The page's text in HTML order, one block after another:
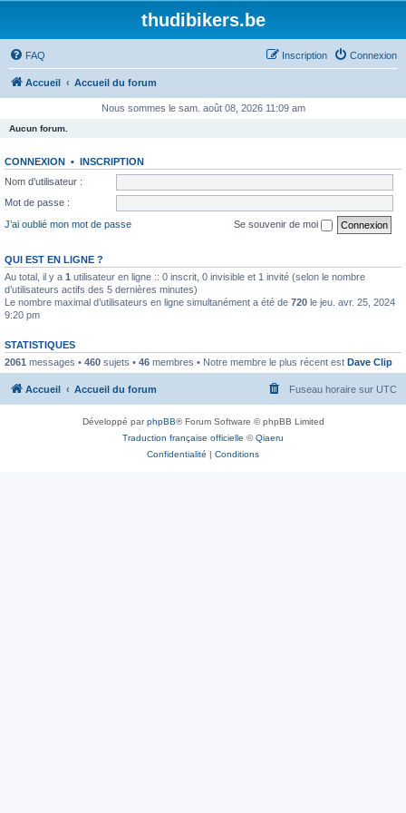
thudibikers.be
FAQ Connexion
Inscription
Accueil Accueil du forum
Nous sommes le sam. août 08, 2026 11:09 am
Aucun forum.
CONNEXION • INSCRIPTION
Nom d’utilisateur :
Mot de passe :
J’ai oublié mon mot de passe
Se souvenir de moi
QUI EST EN LIGNE ?
Au total, il y a 1 utilisateur en ligne :: 0 inscrit, 0 invisible et 1 invité (selon le nombre
d’utilisateurs actifs des 5 dernières minutes)
Le nombre maximal d’utilisateurs en ligne simultanément a été de 720 le jeu. avr. 25, 2024
9:20 pm
STATISTIQUES
2061 messages • 460 sujets • 46 membres • Notre membre le plus récent est Dave Clip
Accueil Accueil du forum Fuseau horaire sur UTC
Développé parphpBB® Forum Software © phpBB Limited
Traduction française officielle ©Qiaeru
Confidentialité | Conditions